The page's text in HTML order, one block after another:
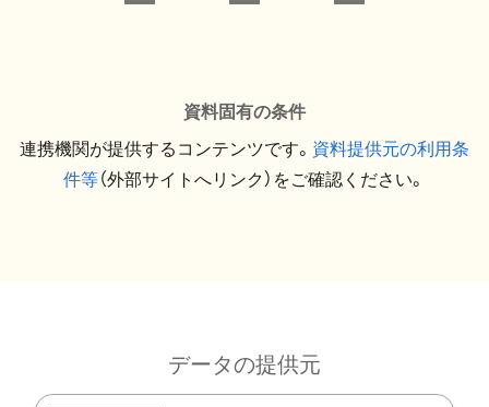
資料固有の条件
連携機関が提供するコンテンツです。 資料提供元の利用条
件等（外部サイトへリンク）をご確認ください。
データの提供元